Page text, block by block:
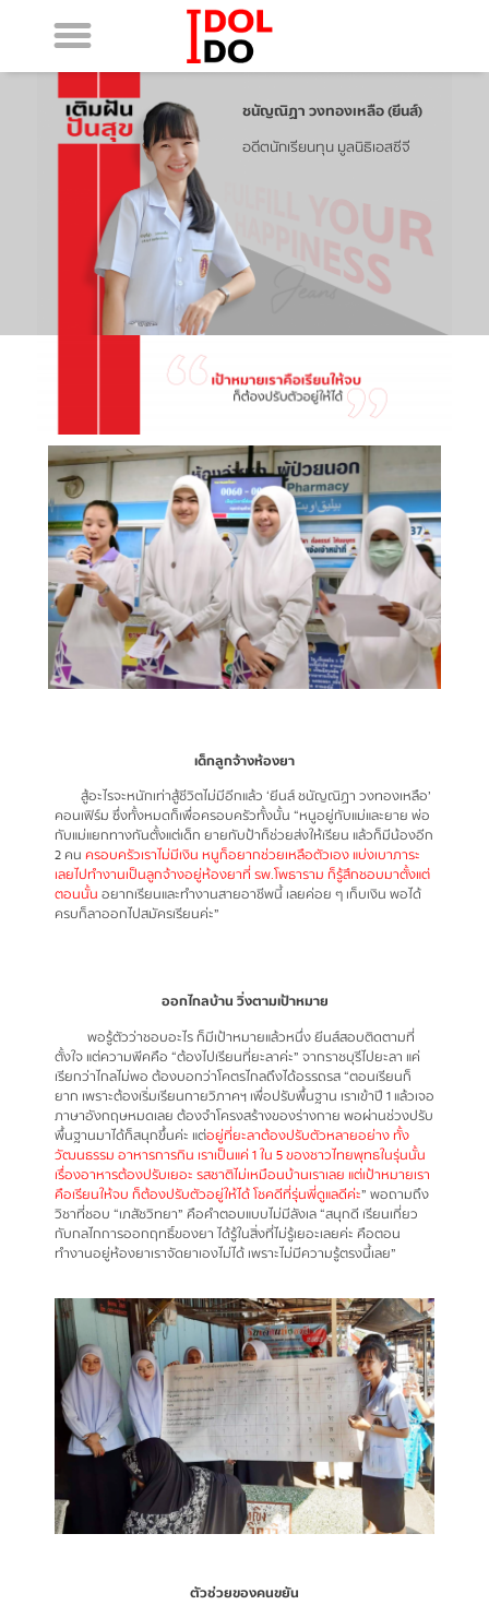
ชนัญณิฏา วงทองเหลือ (ยีนส์)
อดีตนักเรียนทุน มูลนิธิเอสซีจี
เด็กลูกจ้างห้องยา
สู้อะไรจะหนักเท่าสู้ชีวิตไม่มีอีกแล้ว ‘ยีนส์ ชนัญณิฏา วงทองเหลือ’
คอนเฟิร์ม ซึ่งทั้งหมดก็เพื่อครอบครัวทั้งนั้น “หนูอยู่กับแม่และยาย พ่อ
กับแม่แยกทางกันตั้งแต่เด็ก ยายกับป้าก็ช่วยส่งให้เรียน แล้วก็มีน้องอีก
2 คน ครอบครัวเราไม่มีเงิน หนูก็อยากช่วยเหลือตัวเอง แบ่งเบาภาระ
เลยไปทำงานเป็นลูกจ้างอยู่ห้องยาที่ รพ.โพธาราม ก็รู้สึกชอบมาตั้งแต่
ตอนนั้น อยากเรียนและทำงานสายอาชีพนี้ เลยค่อย ๆ เก็บเงิน พอได้
ครบก็ลาออกไปสมัครเรียนค่ะ”
ออกไกลบ้าน วิ่งตามเป้าหมาย
พอรู้ตัวว่าชอบอะไร ก็มีเป้าหมายแล้วหนึ่ง ยีนส์สอบติดตามที่
ตั้งใจ แต่ความพีคคือ “ต้องไปเรียนที่ยะลาค่ะ” จากราชบุรีไปยะลา แค่
เรียกว่าไกลไม่พอ ต้องบอกว่าโคตรไกลถึงได้อรรถรส “ตอนเรียนก็
ยาก เพราะต้องเริ่มเรียนกายวิภาคฯ เพื่อปรับพื้นฐาน เราเข้าปี 1 แล้วเจอ
ภาษาอังกฤษหมดเลย ต้องจำโครงสร้างของร่างกาย พอผ่านช่วงปรับ
พื้นฐานมาได้ก็สนุกขึ้นค่ะ แต่อยู่ที่ยะลาต้องปรับตัวหลายอย่าง ทั้ง
วัฒนธรรม อาหารการกิน เราเป็นแค่ 1 ใน 5 ของชาวไทยพุทธในรุ่นนั้น
เรื่องอาหารต้องปรับเยอะ รสชาติไม่เหมือนบ้านเราเลย แต่เป้าหมายเรา
คือเรียนให้จบ ก็ต้องปรับตัวอยู่ให้ได้ โชคดีที่รุ่นพี่ดูแลดีค่ะ” พอถามถึง
วิชาที่ชอบ “เภสัชวิทยา” คือคำตอบแบบไม่มีลังเล “สนุกดี เรียนเกี่ยว
กับกลไกการออกฤทธิ์ของยา ได้รู้ในสิ่งที่ไม่รู้เยอะเลยค่ะ คือตอน
ทำงานอยู่ห้องยาเราจัดยาเองไม่ได้ เพราะไม่มีความรู้ตรงนี้เลย”
ตัวช่วยของคนขยัน